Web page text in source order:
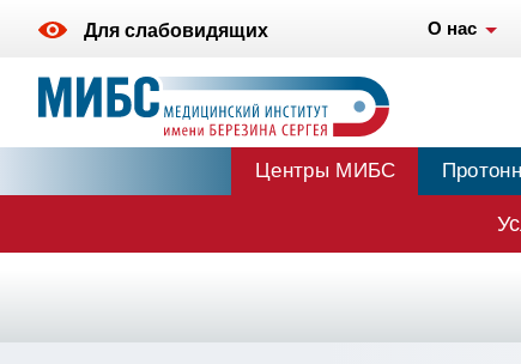
Для слабовидящих О нас
Центры МИБС